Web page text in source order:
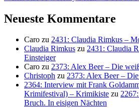
Neueste Kommentare
Caro zu 2431: Claudia Rimkus –
Claudia Rimkus zu 2431: Claudia
Einsteiger
Caro zu 2373: Alex Beer – Die
Christoph zu 2373: Alex Beer –
2364: Interview mit Frank
Krimifestival) – Krimikiste zu
Bruch. In eisigen Nächten